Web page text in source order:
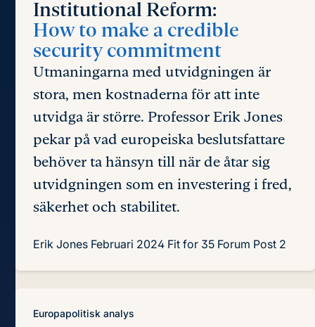
Institutional Reform:
How to make a credible
security commitment
Utmaningarna med utvidgningen är
stora, men kostnaderna för att inte
utvidga är större. Professor Erik Jones
pekar på vad europeiska beslutsfattare
behöver ta hänsyn till när de åtar sig
utvidgningen som en investering i fred,
säkerhet och stabilitet.
Erik Jones Februari 2024 Fit for 35 Forum Post 2
Europapolitisk analys